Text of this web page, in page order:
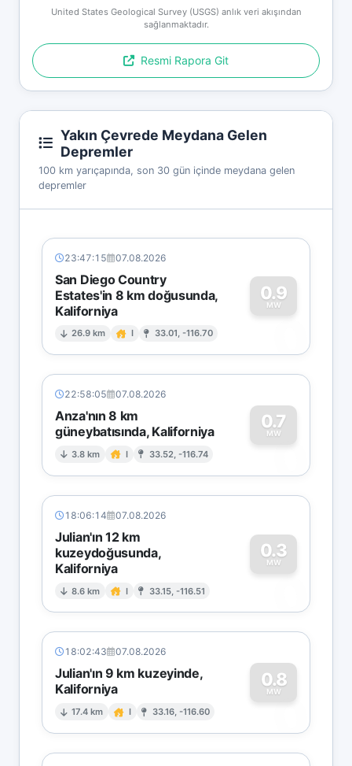
United States Geological Survey (USGS) anlık veri akışından
sağlanmaktadır.
Resmi Rapora Git
Yakın Çevrede Meydana Gelen
Depremler
100 km yarıçapında, son 30 gün içinde meydana gelen
depremler
23:47:15 07.08.2026
San Diego Country
Estates'in 8 km doğusunda,
Kaliforniya
26.9 km I 33.01, -116.70
0.9
MW
0
22:58:05 07.08.2026
Anza'nın 8 km
güneybatısında, Kaliforniya
3.8 km I 33.52, -116.74
0.7
MW
0
18:06:14 07.08.2026
Julian'ın 12 km
kuzeydoğusunda,
Kaliforniya
8.6 km I 33.15, -116.51
0.3
MW
0
18:02:43 07.08.2026
Julian'ın 9 km kuzeyinde,
Kaliforniya
17.4 km I 33.16, -116.60
0.8
MW
0